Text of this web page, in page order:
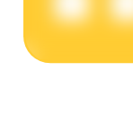
Làm cho tài